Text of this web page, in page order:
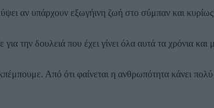
αν υπάρχουν εξωγήινη ζωή στο σύμπαν και κυρίως
δουλειά που έχει γίνει όλα αυτά τα χρόνια και
Από ότι φαίνεται η ανθρωπότητα κάνει